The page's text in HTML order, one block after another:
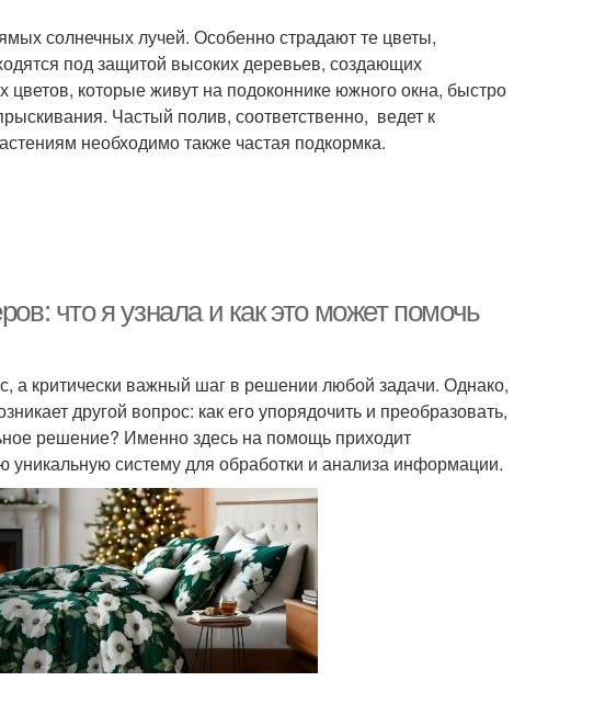
солнечных лучей. Особенно страдают те цветы,
под защитой высоких деревьев, создающих
которые живут на подоконнике южного окна, быстро
Частый полив, соответственно, ведет к
необходимо также частая подкормка.
что я узнала и как это может помочь
а критически важный шаг в решении любой задачи. Однако,
другой вопрос: как его упорядочить и преобразовать,
решение? Именно здесь на помощь приходит
систему для обработки и анализа информации.